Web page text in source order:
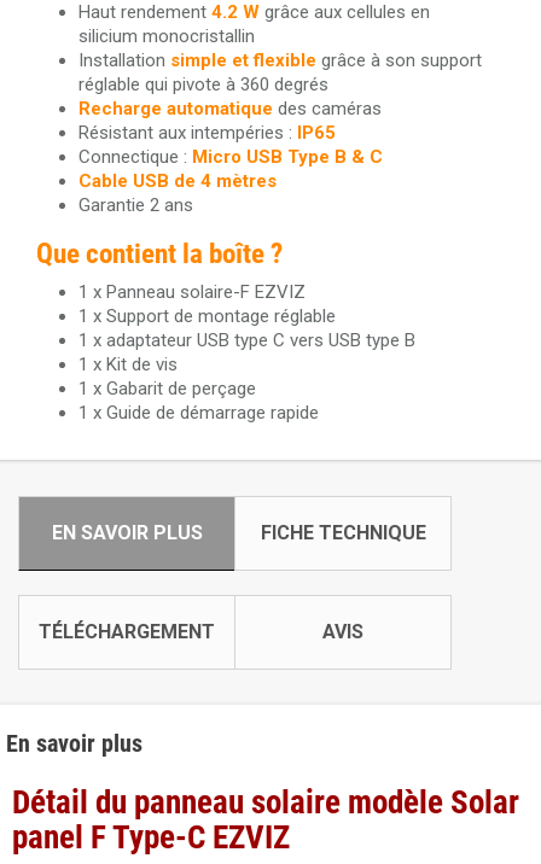
Haut rendement 4.2 W grâce aux cellules en
silicium monocristallin
Installation simple et flexible grâce à son support
réglable qui pivote à 360 degrés
Recharge automatique des caméras
Résistant aux intempéries : IP65
Connectique : Micro USB Type B & C
Cable USB de 4 mètres
Garantie 2 ans
Que contient la boîte ?
1 x Panneau solaire-F EZVIZ
1 x Support de montage réglable
1 x adaptateur USB type C vers USB type B
1 x Kit de vis
1 x Gabarit de perçage
1 x Guide de démarrage rapide
EN SAVOIR PLUS FICHE TECHNIQUE
TÉLÉCHARGEMENT AVIS
En savoir plus
Détail du panneau solaire modèle Solar
panel F Type-C EZVIZ